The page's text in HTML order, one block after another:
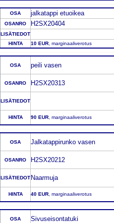
OSA jalkatappi etuoikea
OSANRO H2SX20404
LISÄTIEDOT
HINTA
10 EUR , marginaaliverotus
OSA peili vasen
OSANRO H2SX20313
LISÄTIEDOT
HINTA 90 EUR , marginaaliverotus
OSA Jalkatappirunko vasen
OSANRO H2SX20212
LISÄTIEDOT Naarmuja
HINTA 40 EUR , marginaaliverotus
OSA Sivuseisontatuki